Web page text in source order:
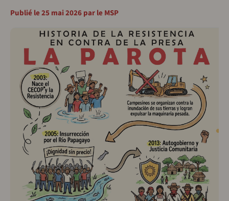
Publié le 25 mai 2026 par le MSP